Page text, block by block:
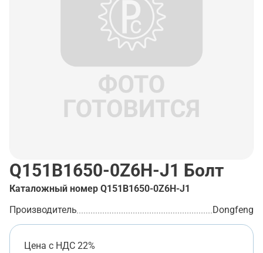
Q151B1650-0Z6H-J1 Болт
Каталожный номер Q151B1650-0Z6H-J1
Производитель
Dongfeng
Цена с НДС 22%